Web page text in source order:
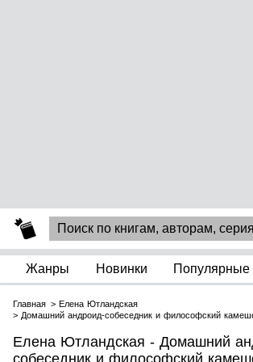
Жанры Новинки Популярные
Главная
Елена Ютландская
Домашний андроид-собеседник и философский
Елена Ютландская - Домашний